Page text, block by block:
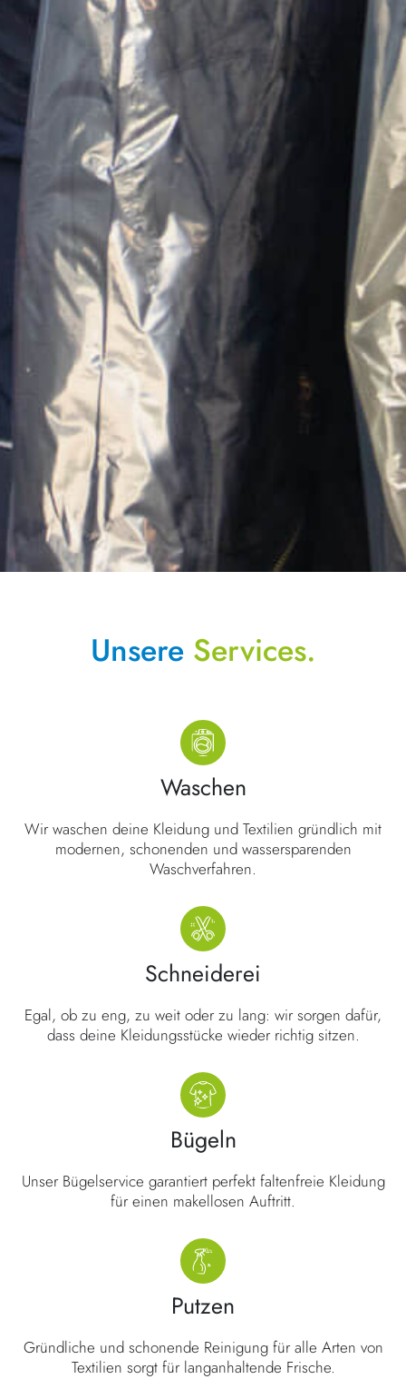
Unsere Services.
Waschen
Wir waschen deine Kleidung und Textilien gründlich mit
modernen, schonenden und wassersparenden
Waschverfahren.
Schneiderei
Egal, ob zu eng, zu weit oder zu lang: wir sorgen dafür,
dass deine Kleidungsstücke wieder richtig sitzen.
Bügeln
Unser Bügelservice garantiert perfekt faltenfreie Kleidung
für einen makellosen Auftritt.
Putzen
Gründliche und schonende Reinigung für alle Arten von
Textilien sorgt für langanhaltende Frische.